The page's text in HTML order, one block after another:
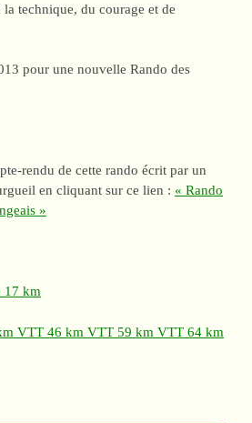
technique, du courage et de
pour une nouvelle Rando des
rendu de cette rando écrit par un
en cliquant sur ce lien : « Rando
»
17 km
VTT 46 km VTT 59 km VTT 64 km